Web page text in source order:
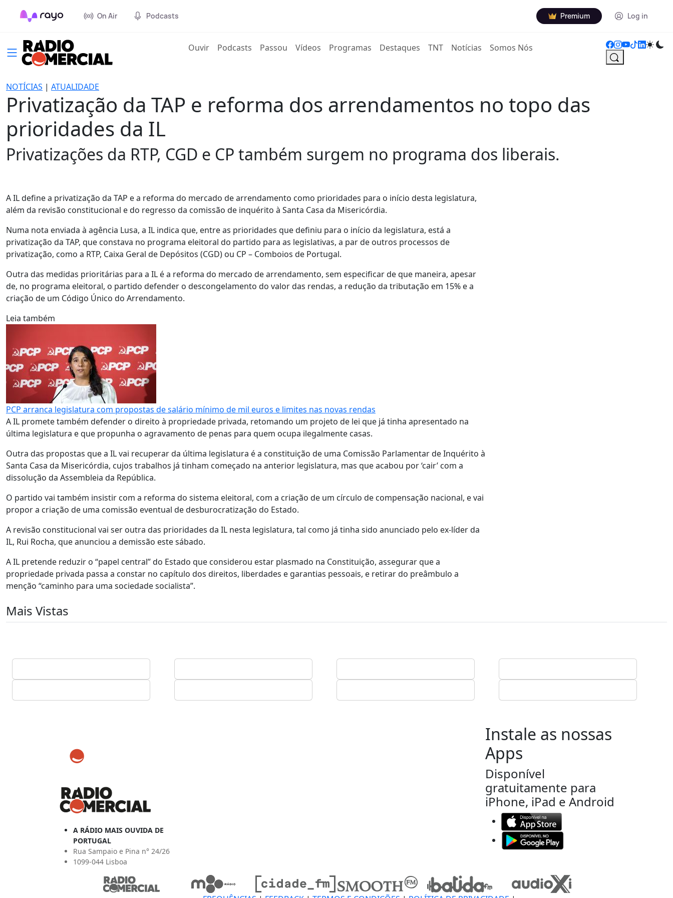
On Air Podcasts Premium Log in
Ouvir(current)
Podcasts Passou Vídeos Programas Destaques TNT Notícias Somos Nós
NOTÍCIAS | ATUALIDADE
Privatização da TAP e reforma dos arrendamentos no topo das
prioridades da IL
Privatizações da RTP, CGD e CP também surgem no programa dos liberais.
A IL define a privatização da TAP e a reforma do mercado de arrendamento como prioridades para o início desta legislatura,
além da revisão constitucional e do regresso da comissão de inquérito à Santa Casa da Misericórdia.
Numa nota enviada à agência Lusa, a IL indica que, entre as prioridades que definiu para o início da legislatura, está a
privatização da TAP, que constava no programa eleitoral do partido para as legislativas, a par de outros processos de
privatização, como a RTP, Caixa Geral de Depósitos (CGD) ou CP – Comboios de Portugal.
Outra das medidas prioritárias para a IL é a reforma do mercado de arrendamento, sem especificar de que maneira, apesar
de, no programa eleitoral, o partido defender o descongelamento do valor das rendas, a redução da tributação em 15% e a
criação de um Código Único do Arrendamento.
Leia também
PCP arranca legislatura com propostas de salário mínimo de mil euros e limites nas novas rendas
A IL promete também defender o direito à propriedade privada, retomando um projeto de lei que já tinha apresentado na
última legislatura e que propunha o agravamento de penas para quem ocupa ilegalmente casas.
Outra das propostas que a IL vai recuperar da última legislatura é a constituição de uma Comissão Parlamentar de Inquérito à
Santa Casa da Misericórdia, cujos trabalhos já tinham começado na anterior legislatura, mas que acabou por ‘cair’ com a
dissolução da Assembleia da República.
O partido vai também insistir com a reforma do sistema eleitoral, com a criação de um círculo de compensação nacional, e vai
propor a criação de uma comissão eventual de desburocratização do Estado.
A revisão constitucional vai ser outra das prioridades da IL nesta legislatura, tal como já tinha sido anunciado pelo ex-líder da
IL, Rui Rocha, que anunciou a demissão este sábado.
A IL pretende reduzir o “papel central” do Estado que considerou estar plasmado na Constituição, assegurar que a
propriedade privada passa a constar no capítulo dos direitos, liberdades e garantias pessoais, e retirar do preâmbulo a
menção “caminho para uma sociedade socialista”.
Mais Vistas
A RÁDIO MAIS OUVIDA DE
PORTUGAL
Rua Sampaio e Pina n° 24/26
1099-044 Lisboa
Instale as nossas
Apps
Disponível
gratuitamente para
iPhone, iPad e Android